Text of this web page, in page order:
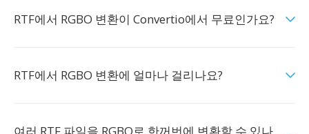
RTF에서 RGBO 변환이 Convertio에서 무료인가요?
RTF에서 RGBO 변환에 얼마나 걸리나요?